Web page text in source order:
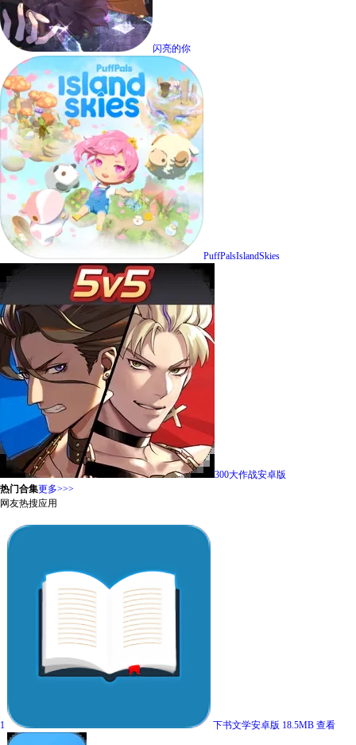
闪亮的你
PuffPalsIslandSkies
300大作战安卓版
热门合集更多>>>
网友热搜应用
1 下书文学安卓版 18.5MB 查看